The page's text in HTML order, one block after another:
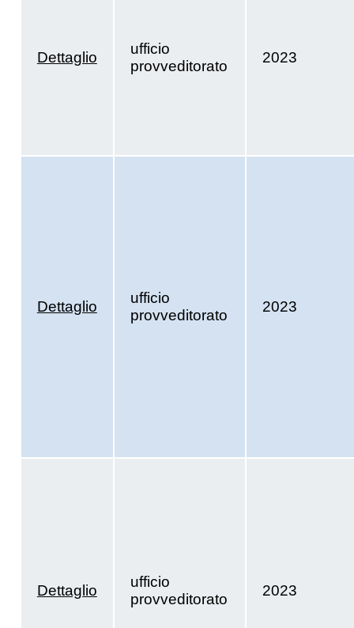
Dettaglio
ufficio
provveditorato
2023
Dettaglio
ufficio
provveditorato
2023
Dettaglio
ufficio
provveditorato
2023